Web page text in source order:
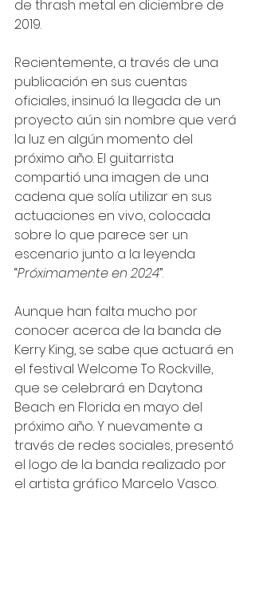
de thrash metal en diciembre de
2019.
Recientemente, a través de una
publicación en sus cuentas
oficiales, insinuó la llegada de un
proyecto aún sin nombre que verá
la luz en algún momento del
próximo año. El guitarrista
compartió una imagen de una
cadena que solía utilizar en sus
actuaciones en vivo, colocada
sobre lo que parece ser un
escenario junto a la leyenda
“Próximamente en 2024”.
Aunque han falta mucho por
conocer acerca de la banda de
Kerry King, se sabe que actuará en
el festival Welcome To Rockville,
que se celebrará en Daytona
Beach en Florida en mayo del
próximo año. Y nuevamente a
través de redes sociales, presentó
el logo de la banda realizado por
el artista gráfico Marcelo Vasco.